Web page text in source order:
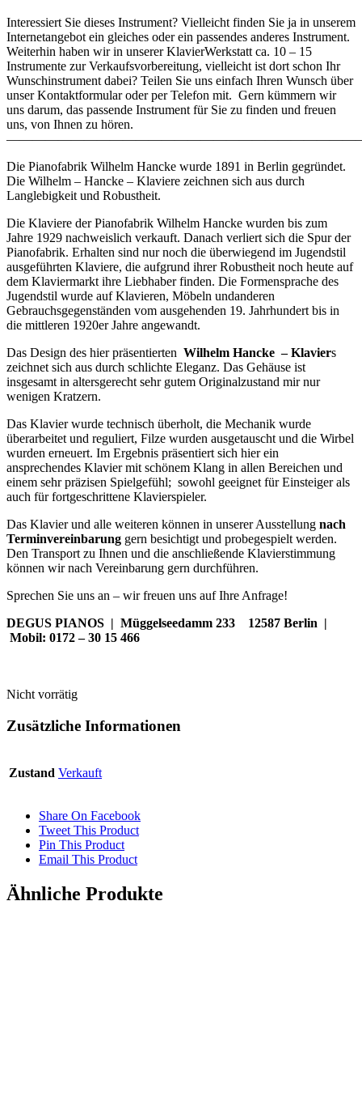
Interessiert Sie dieses Instrument? Vielleicht finden Sie ja in unserem
Internetangebot ein gleiches oder ein passendes anderes Instrument.
Weiterhin haben wir in unserer KlavierWerkstatt ca. 10 – 15
Instrumente zur Verkaufsvorbereitung, vielleicht ist dort schon Ihr
Wunschinstrument dabei? Teilen Sie uns einfach Ihren Wunsch über
unser Kontaktformular oder per Telefon mit. Gern kümmern wir
uns darum, das passende Instrument für Sie zu finden und freuen
uns, von Ihnen zu hören.
Die Pianofabrik Wilhelm Hancke wurde 1891 in Berlin gegründet.
Die Wilhelm – Hancke – Klaviere zeichnen sich aus durch
Langlebigkeit und Robustheit.
Die Klaviere der Pianofabrik Wilhelm Hancke wurden bis zum
Jahre 1929 nachweislich verkauft. Danach verliert sich die Spur der
Pianofabrik. Erhalten sind nur noch die überwiegend im Jugendstil
ausgeführten Klaviere, die aufgrund ihrer Robustheit noch heute auf
dem Klaviermarkt ihre Liebhaber finden. Die Formensprache des
Jugendstil wurde auf Klavieren, Möbeln undanderen
Gebrauchsgegenständen vom ausgehenden 19. Jahrhundert bis in
die mittleren 1920er Jahre angewandt.
Das Design des hier präsentierten Wilhelm Hancke – Klaviers
zeichnet sich aus durch schlichte Eleganz. Das Gehäuse ist
insgesamt in altersgerecht sehr gutem Originalzustand mir nur
wenigen Kratzern.
Das Klavier wurde technisch überholt, die Mechanik wurde
überarbeitet und reguliert, Filze wurden ausgetauscht und die Wirbel
wurden erneuert. Im Ergebnis präsentiert sich hier ein
ansprechendes Klavier mit schönem Klang in allen Bereichen und
einem sehr präzisen Spielgefühl; sowohl geeignet für Einsteiger als
auch für fortgeschrittene Klavierspieler.
Das Klavier und alle weiteren können in unserer Ausstellung nach
Terminvereinbarung gern besichtigt und probegespielt werden.
Den Transport zu Ihnen und die anschließende Klavierstimmung
können wir nach Vereinbarung gern durchführen.
Sprechen Sie uns an – wir freuen uns auf Ihre Anfrage!
DEGUS PIANOS | Müggelseedamm 233 12587 Berlin |
Mobil: 0172 – 30 15 466
Nicht vorrätig
Zusätzliche Informationen
Zustand Verkauft
Share On Facebook
Tweet This Product
Pin This Product
Email This Product
Ähnliche Produkte